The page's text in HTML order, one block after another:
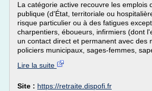
La catégorie active recouvre les emplois
publique (d'État, territoriale ou
risque particulier ou à des fatigues
charpentiers, éboueurs, infirmiers (dont
un contact direct et permanent avec des
policiers municipaux, sages-femmes,
Lire la suite
Site : https://retraite.dispofi.fr